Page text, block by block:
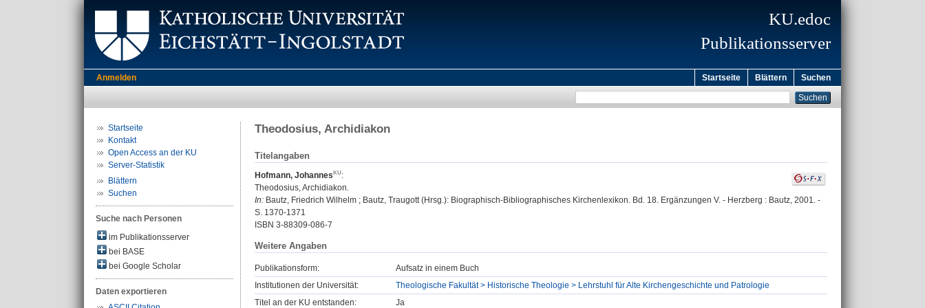
KU.edoc
Publikationsserver
Anmelden Startseite Blättern Suchen
Startseite
Kontakt
Open Access an der KU
Server-Statistik
Blättern
Suchen
Suche nach Personen
im Publikationsserver
bei BASE
bei Google Scholar
Daten exportieren
Theodosius, Archidiakon
Titelangaben
Hofmann, Johannes
:
Theodosius, Archidiakon.
In: Bautz, Friedrich Wilhelm ; Bautz, Traugott (Hrsg.): Biographisch-Bibliographisches Kirchenlexikon. Bd. 18. Ergänzungen V. - Herzberg : Bautz, 2001. -
S. 1370-1371
ISBN 3-88309-086-7
Weitere Angaben
Publikationsform:
Aufsatz in einem Buch
Institutionen der Universität:
Theologische Fakultät > Historische Theologie > Lehrstuhl für Alte Kirchengeschichte und Patrologie
Titel an der KU entstanden:
Ja